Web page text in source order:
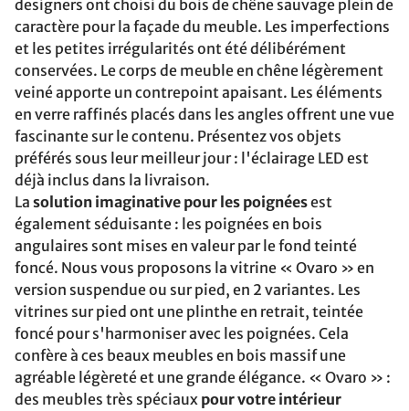
designers ont choisi du bois de chêne sauvage plein de
caractère pour la façade du meuble. Les imperfections
et les petites irrégularités ont été délibérément
conservées. Le corps de meuble en chêne légèrement
veiné apporte un contrepoint apaisant. Les éléments
en verre raffinés placés dans les angles offrent une vue
fascinante sur le contenu. Présentez vos objets
préférés sous leur meilleur jour : l'éclairage LED est
déjà inclus dans la livraison.
La solution imaginative pour les poignéesest
également séduisante : les poignées en bois
angulaires sont mises en valeur par le fond teinté
foncé. Nous vous proposons la vitrine « Ovaro » en
version suspendue ou sur pied, en 2 variantes. Les
vitrines sur pied ont une plinthe en retrait, teintée
foncé pour s'harmoniser avec les poignées. Cela
confère à ces beaux meubles en bois massif une
agréable légèreté et une grande élégance. « Ovaro » :
des meubles très spéciaux pour votre intérieur